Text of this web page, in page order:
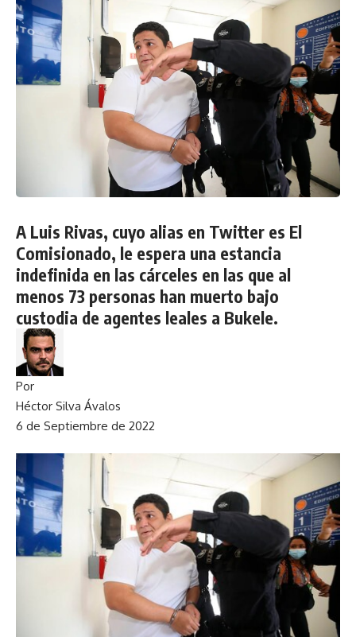
A Luis Rivas, cuyo alias en Twitter es El
Comisionado, le espera una estancia
indefinida en las cárceles en las que al
menos 73 personas han muerto bajo
custodia de agentes leales a Bukele.
Por
Héctor Silva Ávalos
6 de Septiembre de 2022